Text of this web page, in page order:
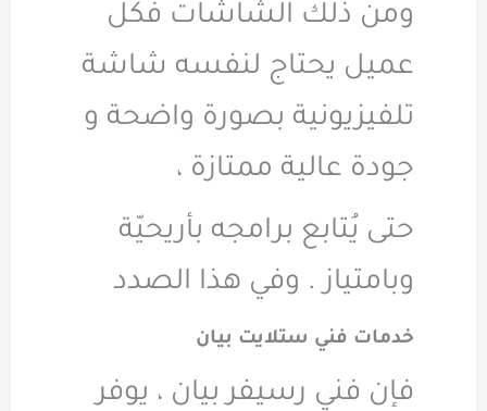
ومن ذلك الشاشات فكل
عميل يحتاج لنفسه شاشة
تلفيزيونية بصورة واضحة و
جودة عالية ممتازة ،
حتى يُتابع برامجه بأريحيّة
وبامتياز . وفي هذا الصدد
خدمات فني ستلايت بيان
فإن فني رسيفر بيان ، يوفر